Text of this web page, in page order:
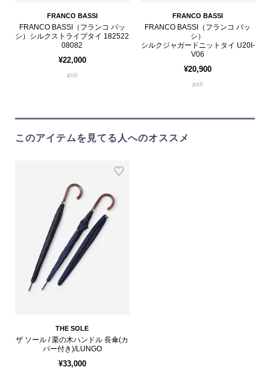
FRANCO BASSI
FRANCO BASSI（フランコ バッ
シ）シルクストライプタイ 182522
08082
¥22,000
guji
FRANCO BASSI
FRANCO BASSI（フランコ バッ
シ）
シルクジャガードニットタイ U20I-
V06
¥20,900
guji
このアイテムを見てる人へのオススメ
THE SOLE
ザ ソール / 栗の木ハンドル 長傘(カ
バー付き)/LUNGO
¥33,000